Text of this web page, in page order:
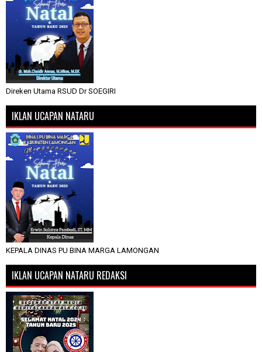
Direken Utama RSUD Dr SOEGIRI
IKLAN UCAPAN NATARU
KEPALA DINAS PU BINA MARGA LAMONGAN
IKLAN UCAPAN NATARU REDAKSI